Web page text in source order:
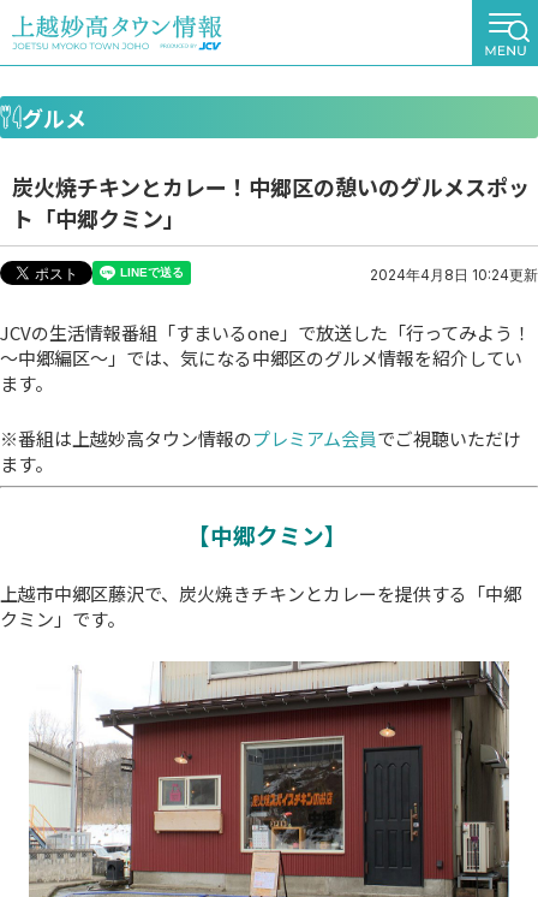
グルメ
炭火焼チキンとカレー！中郷区の憩いのグルメスポッ
ト「中郷クミン」
2024年4月8日 10:24更新
JCVの生活情報番組「すまいるone」で放送した「行ってみよう！
～中郷編区～」では、気になる中郷区のグルメ情報を紹介してい
ます。
※番組は上越妙高タウン情報のプレミアム会員でご視聴いただけ
ます。
【中郷クミン】
上越市中郷区藤沢で、炭火焼きチキンとカレーを提供する「中郷
クミン」です。